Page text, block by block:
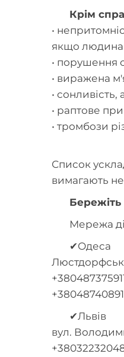
Крім
•
якщо людина
• порушення
• виражена
•
• раптове
• тромбози
Список
вимагають
Мережа
✔Одеса
✔Львів
вул.